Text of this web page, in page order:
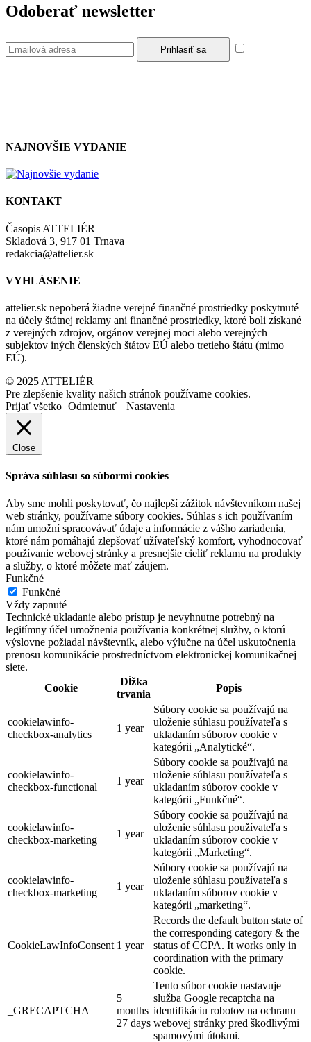
Odoberať newsletter
NAJNOVŠIE VYDANIE
KONTAKT
Časopis ATTELIÉR
Skladová 3, 917 01 Trnava
redakcia@attelier.sk
VYHLÁSENIE
attelier.sk nepoberá žiadne verejné finančné prostriedky poskytnuté
na účely štátnej reklamy ani finančné prostriedky, ktoré boli získané
z verejných zdrojov, orgánov verejnej moci alebo verejných
subjektov iných členských štátov EÚ alebo tretieho štátu (mimo
EÚ).
© 2025 ATTELIÉR
Pre zlepšenie kvality našich stránok používame cookies.
Prijať všetko Odmietnuť Nastavenia
Close
Správa súhlasu so súbormi cookies
Aby sme mohli poskytovať, čo najlepší zážitok návštevníkom našej
web stránky, používame súbory cookies. Súhlas s ich používaním
nám umožní spracovávať údaje a informácie z vášho zariadenia,
ktoré nám pomáhajú zlepšovať užívateľský komfort, vyhodnocovať
používanie webovej stránky a presnejšie cieliť reklamu na produkty
a služby, o ktoré môžete mať záujem.
Funkčné
Funkčné
Vždy zapnuté
Technické ukladanie alebo prístup je nevyhnutne potrebný na
legitímny účel umožnenia používania konkrétnej služby, o ktorú
výslovne požiadal návštevník, alebo výlučne na účel uskutočnenia
prenosu komunikácie prostredníctvom elektronickej komunikačnej
siete.
Cookie
Dĺžka
trvania
Popis
cookielawinfo-
checkbox-analytics
1 year
Súbory cookie sa používajú na
uloženie súhlasu používateľa s
ukladaním súborov cookie v
kategórii „Analytické“.
cookielawinfo-
checkbox-functional
1 year
Súbory cookie sa používajú na
uloženie súhlasu používateľa s
ukladaním súborov cookie v
kategórii „Funkčné“.
cookielawinfo-
checkbox-marketing
1 year
Súbory cookie sa používajú na
uloženie súhlasu používateľa s
ukladaním súborov cookie v
kategórii „Marketing“.
cookielawinfo-
checkbox-marketing
1 year
Súbory cookie sa používajú na
uloženie súhlasu používateľa s
ukladaním súborov cookie v
kategórii „marketing“.
CookieLawInfoConsent 1 year
Records the default button state of
the corresponding category & the
status of CCPA. It works only in
coordination with the primary
cookie.
_GRECAPTCHA
5
months
27 days
Tento súbor cookie nastavuje
služba Google recaptcha na
identifikáciu robotov na ochranu
webovej stránky pred škodlivými
spamovými útokmi.